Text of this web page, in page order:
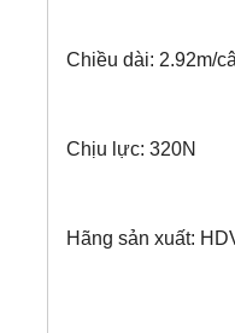
Chiều dài: 2.92m/
Chịu lực: 320N
Hãng sản xuất: